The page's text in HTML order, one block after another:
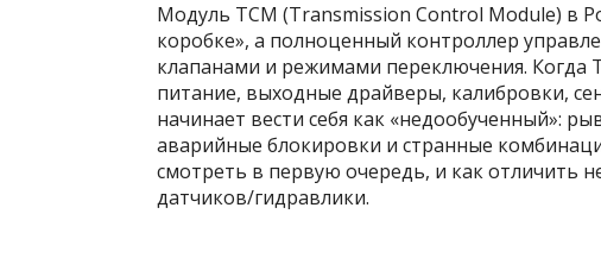
Модуль TCM (Transmission Control Module) в
коробке», а полноценный контроллер
клапанами и режимами переключения. Когда
питание, выходные драйверы, калибровки,
начинает вести себя как «недообученный»:
аварийные блокировки и странные
смотреть в первую очередь, и как отличить
датчиков/гидравлики.